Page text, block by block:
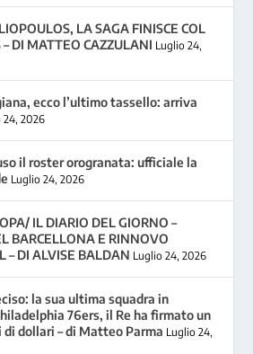
LA SAGA FINISCE COL
– DI MATTEO CAZZULANI Luglio 24,
ecco l’ultimo tassello: arriva
24, 2026
il roster orogranata: ufficiale la
Luglio 24, 2026
IL DIARIO DEL GIORNO –
BARCELLONA E RINNOVO
– DI ALVISE BALDAN Luglio 24, 2026
la sua ultima squadra in
76ers, il Re ha firmato un
dollari – di Matteo Parma Luglio 24,